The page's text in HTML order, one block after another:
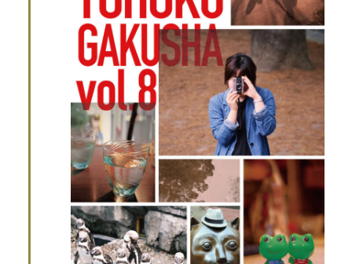
を
検
索
し
て
ナ
ビ
ゲ
ー
ナ
ビ
ゲ
ー
シ
ョ
ン